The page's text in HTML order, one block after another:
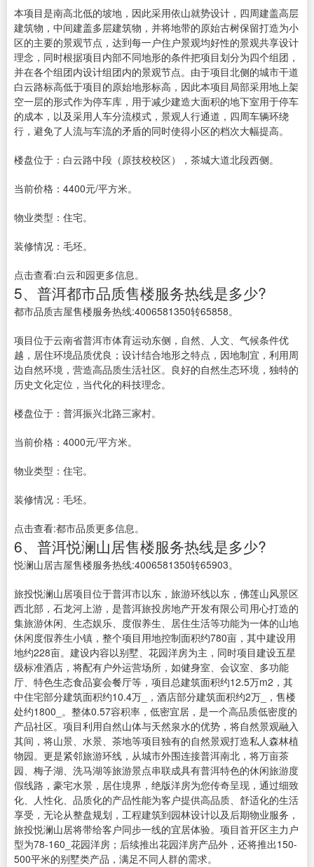
本项目是南高北低的坡地，因此采用依山就势设计，四周建盖高层
建筑物，中间建盖多层建筑物，并将地带的原始古树保留打造为小
区的主要的景观节点，达到每一户住户景观均好性的景观共享设计
理念，同时根据项目内部不同地形的条件把项目划分为四个组团，
并在各个组团内设计组团内的景观节点。由于项目北侧的城市干道
白云路标高低于项目的原始地形标高，因此本项目局部采用地上架
空一层的形式作为停车库，用于减少建造大面积的地下室用于停车
的成本，以及采用人车分流模式，景观人行通道，四周车辆环绕
行，避免了人流与车流的矛盾的同时使得小区的档次大幅提高。
楼盘位于：白云路中段（原技校校区），茶城大道北段西侧。
当前价格：4400元/平方米。
物业类型：住宅。
装修情况：毛坯。
点击查看:白云和园更多信息。
5、普洱都市品质售楼服务热线是多少?
都市品质吉屋售楼服务热线:4006581350转65858。
项目位于云南省普洱市体育运动东侧，自然、人文、气候条件优
越，居住环境品质优良；设计结合地形之特点，因地制宜，利用周
边自然环境，营造高品质生活社区。良好的自然生态环境，独特的
历史文化定位，当代化的科技理念。
楼盘位于：普洱振兴北路三家村。
当前价格：4000元/平方米。
物业类型：住宅。
装修情况：毛坯。
点击查看:都市品质更多信息。
6、普洱悦澜山居售楼服务热线是多少?
悦澜山居吉屋售楼服务热线:4006581350转65903。
旅投悦澜山居项目位于普洱市以东，旅游环线以东，佛莲山风景区
西北部，石龙河上游，是普洱旅投房地产开发有限公司用心打造的
集旅游休闲、生态娱乐、度假养生、居住生活等功能为一体的山地
休闲度假养生小镇，整个项目用地控制面积约780亩，其中建设用
地约228亩。建设内容以别墅、花园洋房为主，同时项目建设五星
级标准酒店，将配有户外运营场所，如健身室、会议室、多功能
厅、特色生态食品宴会餐厅等，项目总建筑面积约12.5万m2，其
中住宅部分建筑面积约10.4万_，酒店部分建筑面积约2万_，售楼
处约1800_。整体0.57容积率，低密宜居，是一个高品质低密度的
产品社区。项目利用自然山体与天然泉水的优势，将自然景观融入
其间，将山景、水景、茶地等项目独有的自然景观打造私人森林植
物园。更是紧邻旅游环线，从城市外围连接普洱南北，将万亩茶
园、梅子湖、洗马湖等旅游景点串联成具有普洱特色的休闲旅游度
假线路，豪宅水景，居住境界，绝版洋房为您传奇呈现，通过细致
化、人性化、品质化的产品性能为客户提供高品质、舒适化的生活
享受，无论从整盘规划，工程建筑到园林设计以及后期物业服务，
旅投悦澜山居将带给客户同步一线的宜居体验。项目首开区主力户
型为78-160_花园洋房；后续推出花园洋房产品外，还将推出150-
500平米的别墅类产品，满足不同人群的需求。